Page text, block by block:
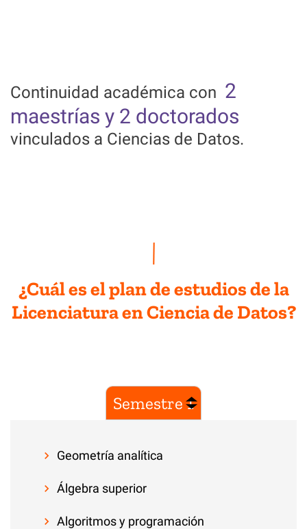
Continuidad académica con 2
maestrías y 2 doctorados
vinculados a Ciencias de Datos.
¿Cuál es el plan de estudios de la
Licenciatura en Ciencia de Datos?
Semestre 1
Geometría analítica
Álgebra superior
Algoritmos y programación